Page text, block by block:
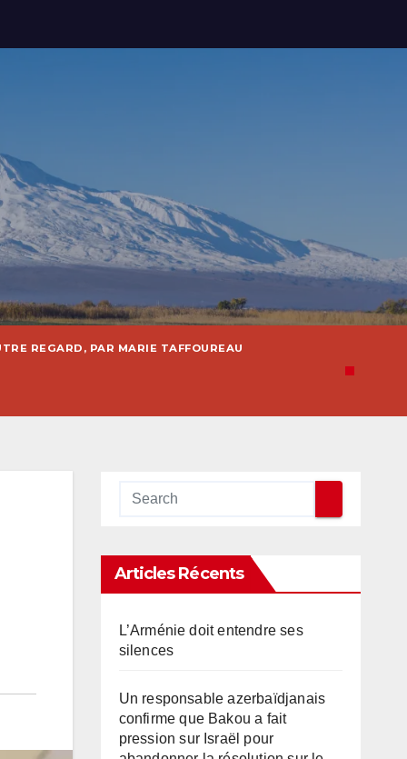
REGARD, PAR MARIE TAFFOUREAU
Articles Récents
L’Arménie doit entendre ses
silences
Un responsable azerbaïdjanais
confirme que Bakou a fait
pression sur Israël pour